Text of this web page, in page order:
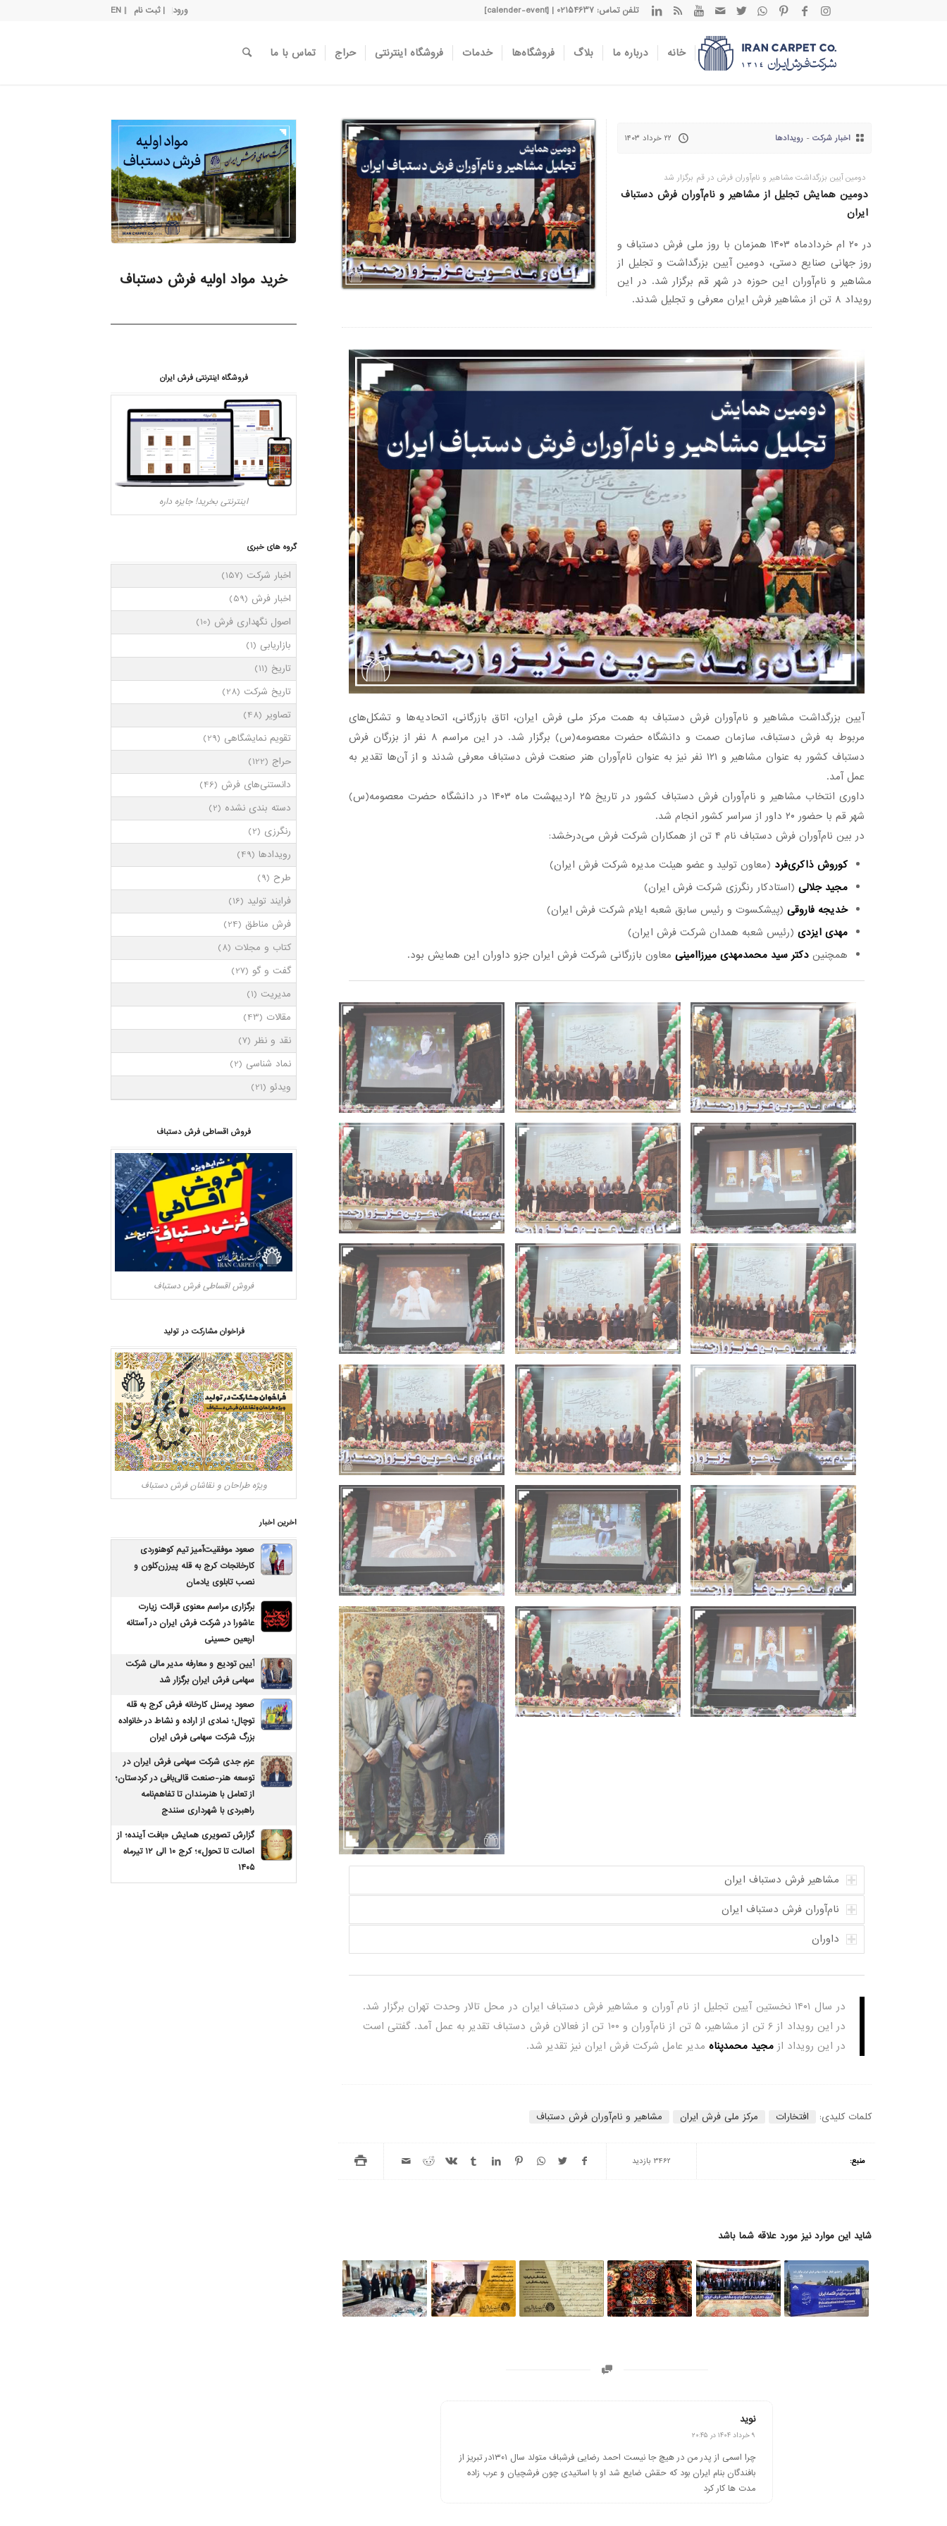
ورود | ثبت نام | EN تلفن تماس: 02154637 | [calender-event]
خانه درباره ما بلاگ فروشگاه‌ها خدمات فروشگاه اینترنتی حراج تماس با ما
اخبار شرکت - رویدادها ۲۲ خرداد ۱۴۰۳
دومین آیین بزرگداشت مشاهیر و نام‌آوران فرش در قم برگزار شد
دومین همایش تجلیل از مشاهیر و نام‌آوران فرش دستباف
ایران
در ۲۰ ام خردادماه ۱۴۰۳ همزمان با روز ملی فرش دستباف و
روز جهانی صنایع دستی، دومین آیین بزرگداشت و تجلیل از
مشاهیر و نام‌آوران این حوزه در شهر قم برگزار شد. در این
رویداد ۸ تن از مشاهیر فرش ایران معرفی و تجلیل شدند.
آیین بزرگداشت مشاهیر و نام‌آوران فرش دستباف به همت مرکز ملی فرش ایران، اتاق بازرگانی، اتحادیه‌ها و تشکل‌های
مربوط به فرش دستباف، سازمان صمت و دانشگاه حضرت معصومه(س) برگزار شد. در این مراسم ۸ نفر از بزرگان فرش
دستباف کشور به عنوان مشاهیر و ۱۲۱ نفر نیز به عنوان نام‌آوران هنر صنعت فرش دستباف معرفی شدند و از آن‌ها تقدیر به
عمل آمد.
داوری انتخاب مشاهیر و نام‌آوران فرش دستباف کشور در تاریخ ۲۵ اردیبهشت ماه ۱۴۰۳ در دانشگاه حضرت معصومه(س)
شهر قم با حضور ۲۰ داور از سراسر کشور انجام شد.
در بین نام‌آوران فرش دستباف نام ۴ تن از همکاران شرکت فرش می‌درخشد:
کوروش ذاکری‌فرد (معاون تولید و عضو هیئت مدیره شرکت فرش ایران)
مجید جلالی (استادکار رنگرزی شرکت فرش ایران)
خدیجه فاروقی (پیشکسوت و رئیس سابق شعبه ایلام شرکت فرش ایران)
مهدی ایزدی (رئیس شعبه همدان شرکت فرش ایران)
همچنین دکتر سید محمدمهدی میرزاامینی معاون بازرگانی شرکت فرش ایران جزو داوران این همایش بود.
مشاهیر فرش دستباف ایران
نام‌آوران فرش دستباف ایران
داوران
در سال ۱۴۰۱ نخستین آیین تجلیل از نام‌ آوران و مشاهیر فرش دستباف ایران در محل تالار وحدت تهران برگزار شد.
در این رویداد از ۶ تن از مشاهیر، ۵ تن از نام‌آوران و ۱۰۰ تن از فعالان فرش دستباف تقدیر به عمل آمد. گفتنی است
در این رویداد از مجید محمدپناه مدیر عامل شرکت فرش ایران نیز تقدیر شد.
کلمات کلیدی: افتخارات مرکز ملی فرش ایران مشاهیر و نام‌آوران فرش دستباف
منبع: 3462 بازدید
شاید این موارد نیز مورد علاقه شما باشد
نوید
گفته:
۹ خرداد ۱۴۰۴ در ۲۰:۴۵
چرا اسمی از پدر من در هیچ جا نیست احمد رضایی فرشباف متولد سال ۱۳۰۱در تبریز از
بافندگان بنام ایران بود که حقش ضایع شد او با اساتیدی چون فرشچیان و عرب زاده
مدت ها کار کرد
خرید مواد اولیه فرش دستباف
فروشگاه اینترنتی فرش ایران
اینترنتی بخرید! جایزه داره
گروه های خبری
اخبار شرکت (157)
اخبار فرش (59)
اصول نگهداری فرش (10)
بازاریابی (1)
تاریخ (11)
تاریخ شرکت (28)
تصاویر (48)
تقویم نمایشگاهی (29)
حراج (122)
دانستنی‌های فرش (46)
دسته بندی نشده (2)
رنگرزی (2)
رویدادها(49)
طرح (9)
فرایند تولید (16)
فرش مناطق (24)
کتاب و مجلات (8)
گفت و گو (27)
مدیریت (1)
مقالات (43)
نقد و نظر (7)
نماد شناسی (2)
ویدئو (21)
فروش اقساطی فرش دستباف
فروش اقساطی فرش دستباف
فراخوان مشارکت در تولید
ویژه طراحان و نقاشان فرش دستباف
اخرین اخبار
صعود موفقیت‌آمیز تیم کوهنوردی
کارخانجات کرج به قله پیرزن‌کلون و
نصب تابلوی یادمان
برگزاری مراسم معنوی قرائت زیارت
عاشورا در شرکت فرش ایران در آستانه
اربعین حسینی
آیین تودیع و معارفه مدیر مالی شرکت
سهامی فرش ایران برگزار شد
صعود پرسنل کارخانه فرش کرج به قله
توچال؛ نمادی از اراده و نشاط در خانواده
بزرگ شرکت سهامی فرش ایران
عزم جدی شرکت سهامی فرش ایران در
توسعه هنر-صنعت قالی‌بافی در کردستان؛
از تعامل با هنرمندان تا تفاهم‌نامه
راهبردی با شهرداری سنندج
گزارش تصویری همایش «بافت آینده؛ از
اصالت تا تحول»؛ کرج ۱۰ الی ۱۲ تیرماه
۱۴۰۵